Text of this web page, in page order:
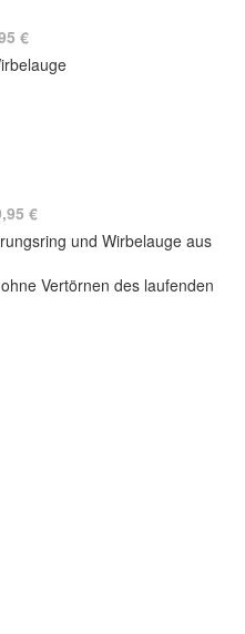
€
€
und Wirbelauge aus
Vertörnen des laufenden